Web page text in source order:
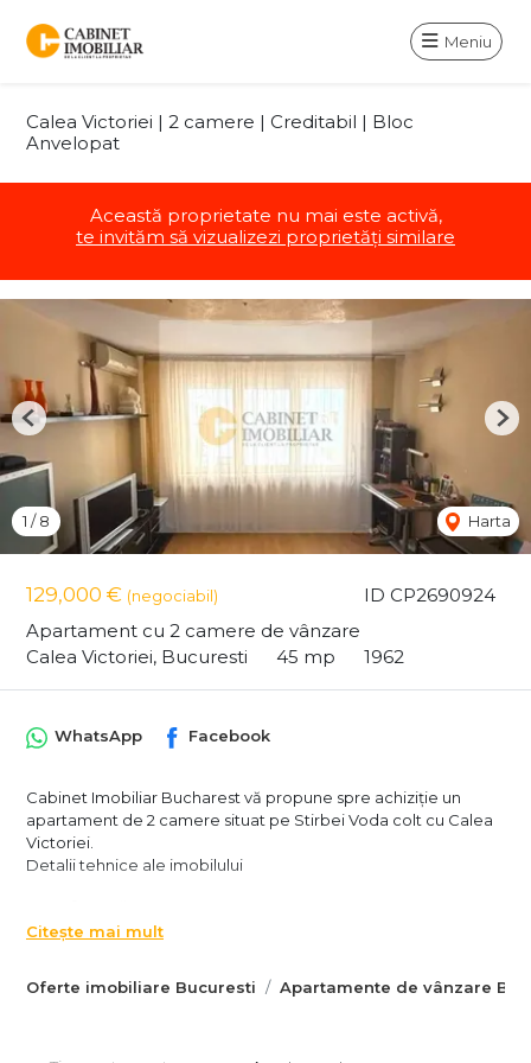
Meniu
Calea Victoriei | 2 camere | Creditabil | Bloc
Anvelopat
Această proprietate nu mai este activă,
te invităm să vizualizezi proprietăți similare
ID CP2690924
129,000 € (negociabil)
Apartament cu 2 camere de vânzare
Calea Victoriei, Bucuresti
45 mp 1962
1 /8 Harta
Previous
Oferte imobiliare Bucuresti Apartamente de vânzare
WhatsApp Facebook
Cabinet Imobiliar Bucharest vă propune spre achiziție un
apartament de 2 camere situat pe Stirbei Voda colt cu Calea
Victoriei.
Detalii tehnice ale imobilului
Etaj inferior - 3/7
Renovat in totalitate
Citește mai mult